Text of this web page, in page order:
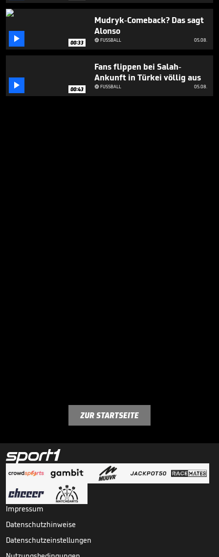
 00:33
Mudryk-Comeback? Das sagt
Alonso
FUSSBALL 05.08.
 00:43
Fans flippen bei Salah-
Ankunft in Türkei völlig aus
FUSSBALL 05.08.
ZUR STARTSEITE
Impressum
Datenschutzhinweise
Datenschutzeinstellungen